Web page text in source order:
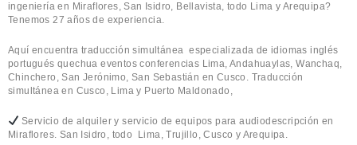
ingeniería en Miraflores, San Isidro, Bellavista, todo Lima y Arequipa?
Tenemos 27 años de experiencia.
Aquí encuentra traducción simultánea especializada de idiomas inglés
portugués quechua eventos conferencias Lima, Andahuaylas, Wanchaq,
Chinchero, San Jerónimo, San Sebastián en Cusco. Traducción
simultánea en Cusco, Lima y Puerto Maldonado,
Servicio de alquiler y servicio de equipos para audiodescripción en
Miraflores. San Isidro, todo Lima, Trujillo, Cusco y Arequipa.